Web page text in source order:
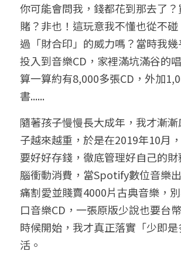
五行八字線上班
你可能會問我，錢都花到那去了
賭？非也！這玩意我不懂也從不
過「財合印」的威力嗎？當時我
投入到音樂CD，家裡滿坑滿谷的
算一算約有8,000多張CD，外加
書......
隨著孩子慢慢長大成年，我才漸
子越來越重，於是在2019年10月
要好好存錢，徹底管理好自己的
腦衝動消費，當Spotify數位音樂
痛割愛並賤賣4000片古典音樂，
口音樂CD，一張原版少說也要台
時候開始，我才真正落實「少即
活。